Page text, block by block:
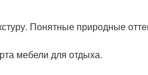
Понятные природные
мебели для отдыха.